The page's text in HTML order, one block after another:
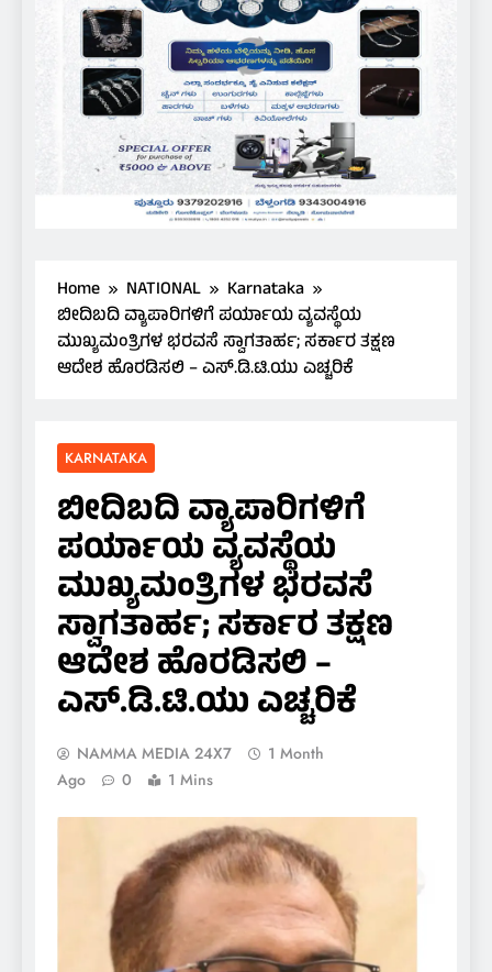
Home NATIONAL
Karnataka
ಬೀದಿಬದಿ ವ್ಯಾಪಾರಿಗಳಿಗೆ ಪರ್ಯಾಯ ವ್ಯವಸ್ಥೆಯ
ಮುಖ್ಯಮಂತ್ರಿಗಳ ಭರವಸೆ ಸ್ವಾಗತಾರ್ಹ; ಸರ್ಕಾರ ತಕ್ಷಣ
ಆದೇಶ ಹೊರಡಿಸಲಿ – ಎಸ್.ಡಿ.ಟಿ.ಯು ಎಚ್ಚರಿಕೆ
KARNATAKA
ಬೀದಿಬದಿ ವ್ಯಾಪಾರಿಗಳಿಗೆ
ಪರ್ಯಾಯ ವ್ಯವಸ್ಥೆಯ
ಮುಖ್ಯಮಂತ್ರಿಗಳ ಭರವಸೆ
ಸ್ವಾಗತಾರ್ಹ; ಸರ್ಕಾರ ತಕ್ಷಣ
ಆದೇಶ ಹೊರಡಿಸಲಿ –
ಎಸ್.ಡಿ.ಟಿ.ಯು ಎಚ್ಚರಿಕೆ
NAMMA MEDIA 24X7
1 Month
Ago
0 1 Mins